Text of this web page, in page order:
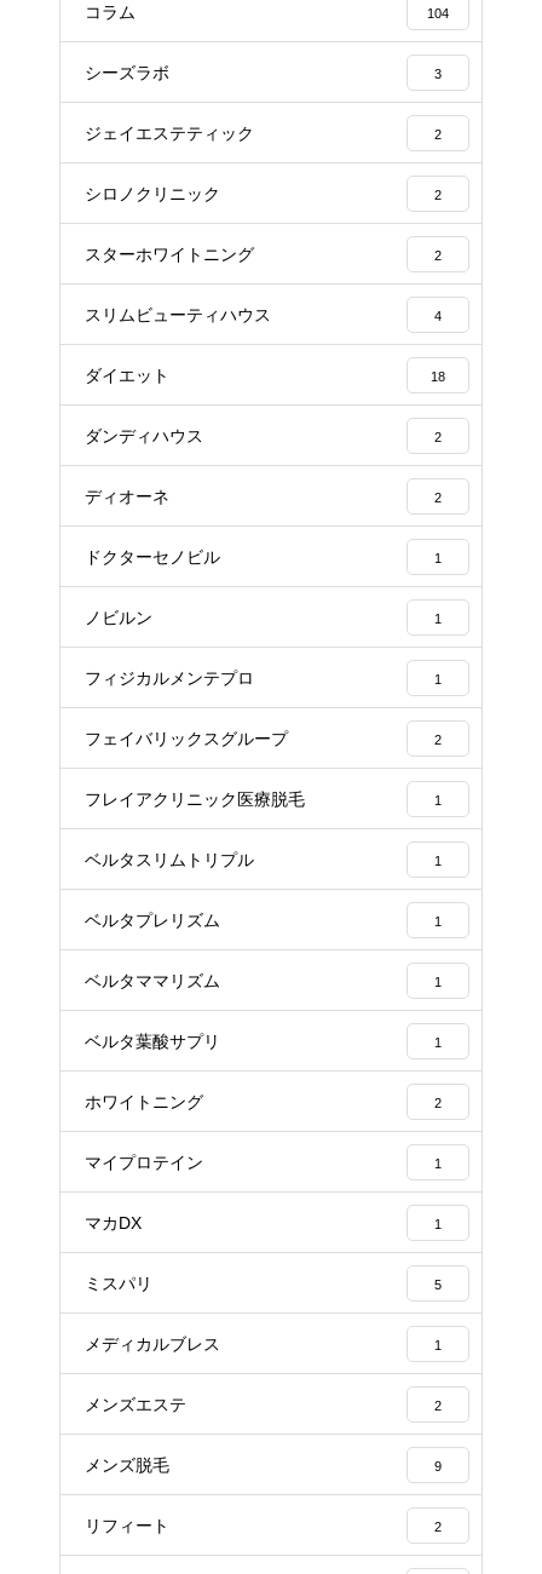
コラム 104
シーズラボ 3
ジェイエステティック 2
シロノクリニック 2
スターホワイトニング 2
スリムビューティハウス 4
ダイエット 18
ダンディハウス 2
ディオーネ 2
ドクターセノビル 1
ノビルン 1
フィジカルメンテプロ 1
フェイバリックスグループ 2
フレイアクリニック医療脱毛 1
ベルタスリムトリプル 1
ベルタプレリズム 1
ベルタママリズム 1
ベルタ葉酸サプリ 1
ホワイトニング 2
マイプロテイン 1
マカDX 1
ミスパリ 5
メディカルブレス 1
メンズエステ 2
メンズ脱毛 9
リフィート 2